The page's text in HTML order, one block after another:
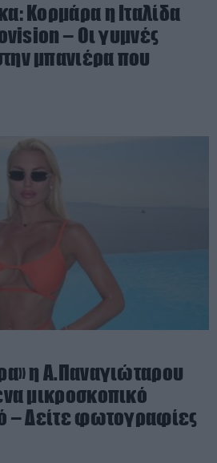
Κορμάρα η Ιταλίδα
– Οι γυμνές
μπανιέρα που
η Α.Παναγιώταρου
μικροσκοπικό
– Δείτε φωτογραφίες